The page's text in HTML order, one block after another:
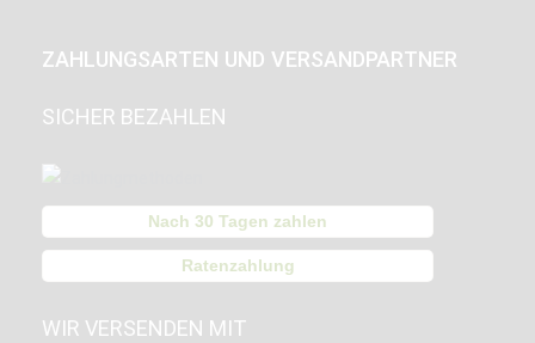
ZAHLUNGSARTEN UND VERSANDPARTNER
SICHER BEZAHLEN
Nach 30 Tagen zahlen
Ratenzahlung
WIR VERSENDEN MIT